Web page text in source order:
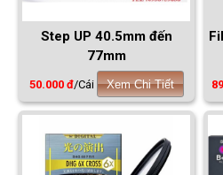
Step UP 40.5mm đến
77mm
50.000 đ/Cái Xem Chi Tiết